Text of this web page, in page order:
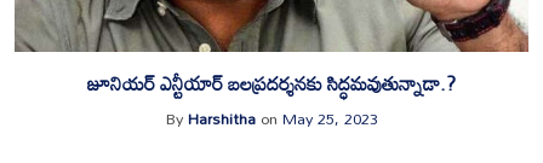
జూనియర్ ఎన్టీయార్ బలప్రదర్శనకు సిద్ధమవుతున్నాడా.?
ByHarshithaonMay 25, 2023